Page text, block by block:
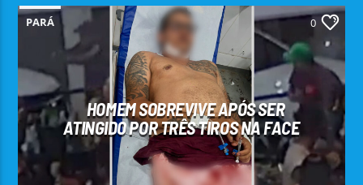
PARÁ 0
HOMEM SOBREVIVE APÓS SER
ATINGIDO POR TRÊS TIROS NA FACE